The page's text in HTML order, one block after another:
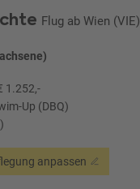
Flug ab Wien (VIE)
1.252,-
Up (DBQ)
anpassen